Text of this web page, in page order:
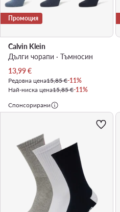
Промоция
Calvin Klein
Дълги чорапи · Тъмносин
Актуална цена
13,99€
Редовна цена15,85 €-11%
Най-ниска цена15,85 €-11%
Спонсорирани